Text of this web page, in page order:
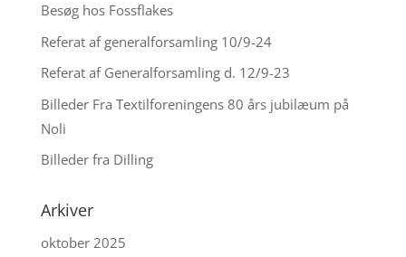
Besøg hos Fossflakes
Referat af generalforsamling 10/9-24
Referat af Generalforsamling d. 12/9-23
Billeder Fra Textilforeningens 80 års jubilæum på
Noli
Billeder fra Dilling
Arkiver
oktober 2025